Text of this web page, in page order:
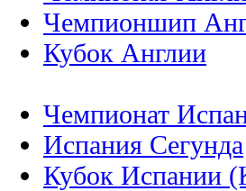
Чемпионшип
Кубок Англии
Чемпионат
Испания Сегунда
Кубок Испании